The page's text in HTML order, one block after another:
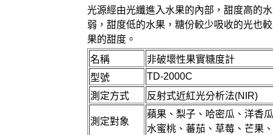
光源經由光纖進入水果的內部，甜度高的
弱，甜度低的水果，糖份較少吸收的光也
果的甜度。
名稱
非破壞性果實糖度計
型號
TD-2000C
測定方式
反射式近紅光分析法(NIR)
測定對象
蘋果、梨子、哈密瓜、洋香
水蜜桃、蕃茄、草莓、芒果